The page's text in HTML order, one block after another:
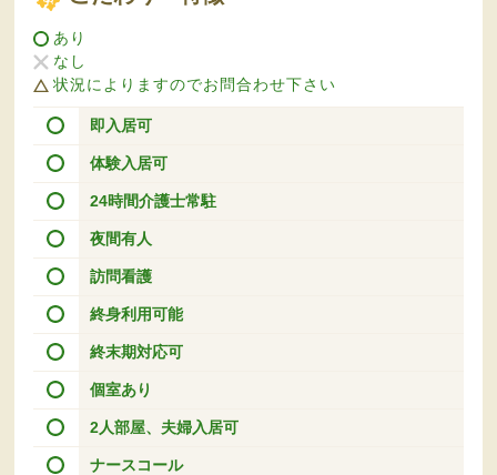
あり
なし
状況によりますのでお問合わせ下さい
即入居可
体験入居可
24時間介護士常駐
夜間有人
訪問看護
終身利用可能
終末期対応可
個室あり
2人部屋、夫婦入居可
ナースコール